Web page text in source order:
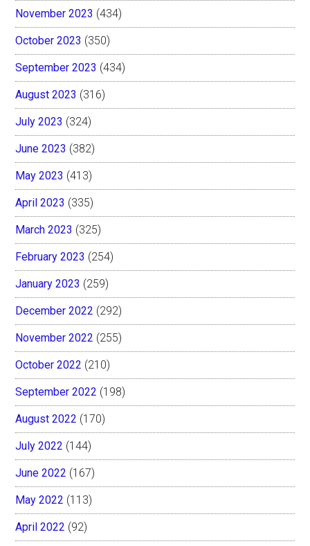
November 2023 (434)
October 2023 (350)
September 2023 (434)
August 2023 (316)
July 2023 (324)
June 2023 (382)
May 2023 (413)
April 2023 (335)
March 2023 (325)
February 2023 (254)
January 2023 (259)
December 2022 (292)
November 2022 (255)
October 2022 (210)
September 2022 (198)
August 2022 (170)
July 2022 (144)
June 2022 (167)
May 2022 (113)
April 2022 (92)